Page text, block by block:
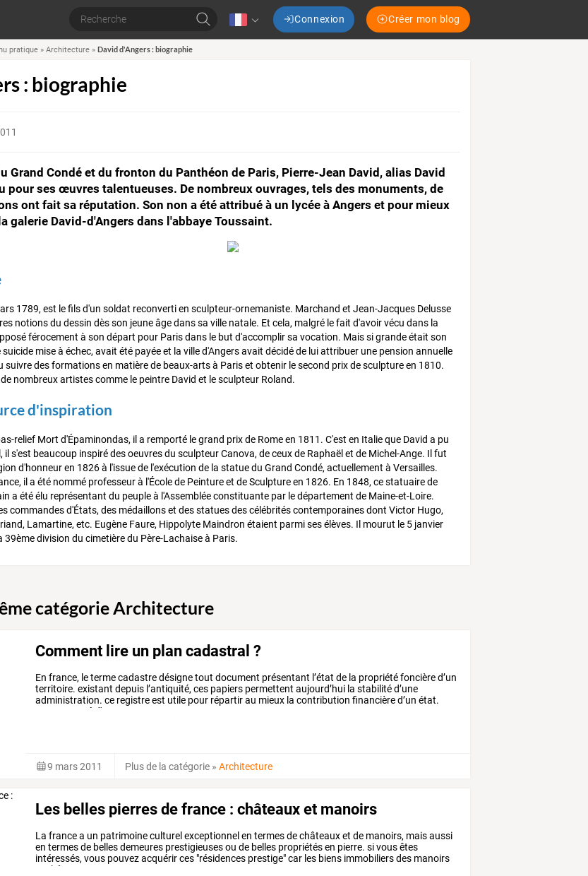
Connexion Créer mon blog
pratique» Architecture» David d'Angers : biographie
: biographie
Grand Condé et du fronton du Panthéon de Paris, Pierre-Jean David, alias David
pour ses œuvres talentueuses. De nombreux ouvrages, tels des monuments, de
ont fait sa réputation. Son non a été attribué à un lycée à Angers et pour mieux
galerie David-d'Angers dans l'abbaye Toussaint.
1789, est le fils d'un soldat reconverti en sculpteur-ornemaniste. Marchand et Jean-Jacques Delusse
notions du dessin dès son jeune âge dans sa ville natale. Et cela, malgré le fait d'avoir vécu dans la
férocement à son départ pour Paris dans le but d'accomplir sa vocation. Mais si grande était son
mise à échec, avait été payée et la ville d'Angers avait décidé de lui attribuer une pension annuelle
suivre des formations en matière de beaux-arts à Paris et obtenir le second prix de sculpture en 1810.
nombreux artistes comme le peintre David et le sculpteur Roland.
d'inspiration
relief Mort d'Épaminondas, il a remporté le grand prix de Rome en 1811. C'est en Italie que David a pu
s'est beaucoup inspiré des oeuvres du sculpteur Canova, de ceux de Raphaël et de Michel-Ange. Il fut
d'honneur en 1826 à l'issue de l'exécution de la statue du Grand Condé, actuellement à Versailles.
il a été nommé professeur à l'École de Peinture et de Sculpture en 1826. En 1848, ce statuaire de
a été élu représentant du peuple à l'Assemblée constituante par le département de Maine-et-Loire.
commandes d'États, des médaillons et des statues des célébrités contemporaines dont Victor Hugo,
Lamartine, etc. Eugène Faure, Hippolyte Maindron étaient parmi ses élèves. Il mourut le 5 janvier
division du cimetière du Père-Lachaise à Paris.
catégorie Architecture
Comment lire un plan cadastral ?
En france, letermecadastredésignetout document présentant l’état de la propriétéfoncièred’un
territoire. existant depuis l’antiquité, ces papiers permettent aujourd’hui la stabilitéd’une
administration. ce registreest utile pour répartirau mieux la contribution financièred’un état.
accompagné d'une
9 mars 2011 Plus de la catégorie »Architecture
Les belles pierres de france : châteaux et manoirs
La francea un patrimoineculturel exceptionnel en termesdechâteauxet de manoirs, maisaussi
en termesde bellesdemeures prestigieusesou de belles propriétésen pierre. sivousêtes
intéressés, vous pouvezacquérirces "résidences prestige"car les biens immobiliersdes manoirs
châteaux